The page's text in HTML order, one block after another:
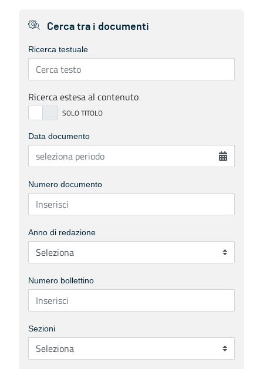
Cerca tra i documenti
Ricerca testuale
Ricerca estesa al contenuto
Data documento
Numero documento
Anno di redazione
Numero bollettino
Sezioni